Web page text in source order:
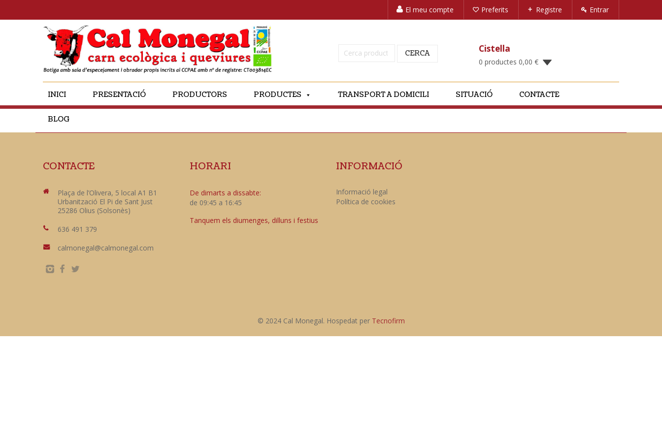
El meu compte Preferits Registre Entrar
Cerca: CERCA Cistella
0 productes 0,00 €
INICI PRESENTACIÓ PRODUCTORS PRODUCTES TRANSPORT A DOMICILI SITUACIÓ CONTACTE
BLOG
CONTACTE
Plaça de l’Olivera, 5 local A1 B1
Urbanització El Pi de Sant Just
25286 Olius (Solsonès)
636 491 379
calmonegal@calmonegal.com
HORARI
De dimarts a dissabte:
de 09:45 a 16:45
Tanquem els diumenges, dilluns i festius
INFORMACIÓ
Informació legal
Política de cookies
© 2024 Cal Monegal. Hospedat per Tecnofirm